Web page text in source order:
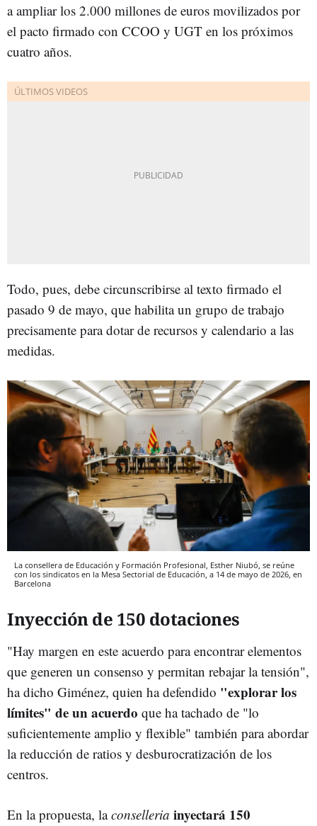
a ampliar los 2.000 millones de euros movilizados por
el pacto firmado con CCOO y UGT en los próximos
cuatro años.
Todo, pues, debe circunscribirse al texto firmado el
pasado 9 de mayo, que habilita un grupo de trabajo
precisamente para dotar de recursos y calendario a las
medidas.
La consellera de Educación y Formación Profesional, Esther Niubó, se reúne
con los sindicatos en la Mesa Sectorial de Educación, a 14 de mayo de 2026, en
Barcelona
Inyección de 150 dotaciones
"Hay margen en este acuerdo para encontrar elementos
que generen un consenso y permitan rebajar la tensión",
ha dicho Giménez, quien ha defendido "explorar los
límites" de un acuerdo que ha tachado de "lo
suficientemente amplio y flexible" también para abordar
la reducción de ratios y desburocratización de los
centros.
En la propuesta, laconselleria inyectará 150